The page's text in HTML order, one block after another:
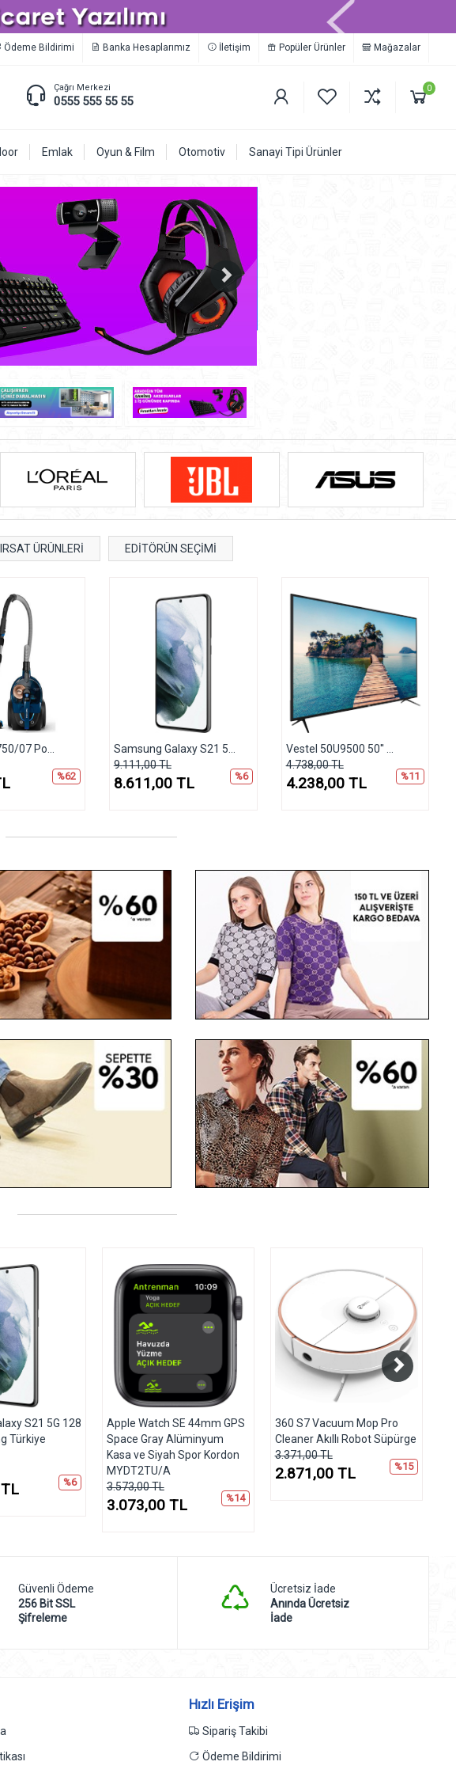
Ödeme Bildirimi Banka Hesaplarımız İletişim Popüler Ürünler Mağazalar
Çağrı Merkezi
0555 555 55 55
0
Emlak Oyun & Film Otomotiv Sanayi Tipi Ürünler
ÜRÜNLERİ EDİTÖRÜN SEÇİMİ
07 Po...
%62
Samsung Galaxy S21 5...
9.111,00 TL
%6
8.611,00 TL
Vestel 50U9500 50'' ...
4.738,00 TL
%11
4.238,00 TL
S21 5G 128
Türkiye
%6
Apple Watch SE 44mm GPS
Space Gray Alüminyum
Kasa ve Siyah Spor Kordon
MYDT2TU/A
3.573,00 TL
%14
3.073,00 TL
360 S7 Vacuum Mop Pro
Cleaner Akıllı Robot Süpürge
3.371,00 TL
%15
2.871,00 TL
Güvenli Ödeme
256 Bit SSL
Şifreleme
Ücretsiz İade
Anında Ücretsiz
İade
Hızlı Erişim
Sipariş Takibi
Ödeme Bildirimi